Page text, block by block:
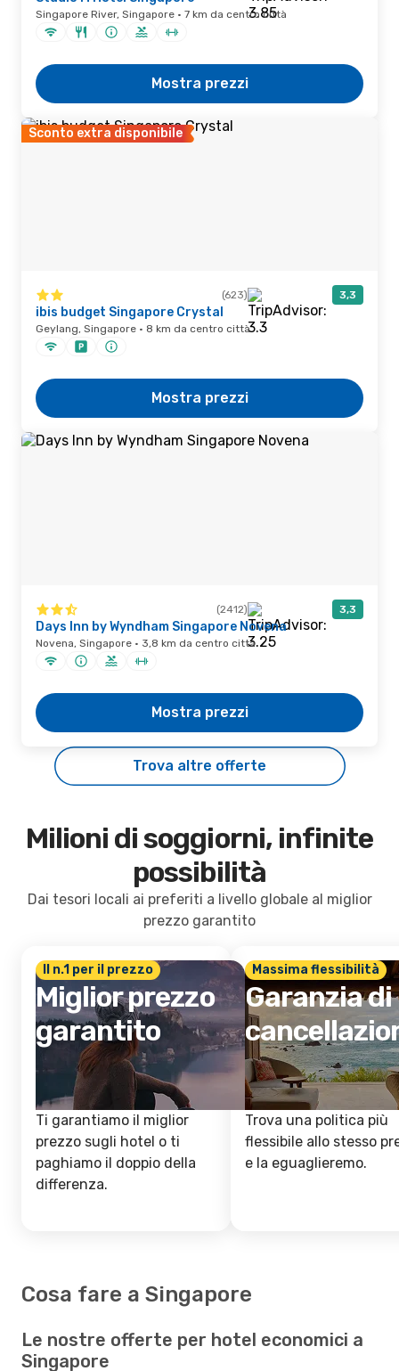
Singapore River, Singapore · 7 km da centro città
Mostra prezzi
Sconto extra disponibile
(623) 3,3
ibis budget Singapore Crystal
Geylang, Singapore · 8 km da centro città
Mostra prezzi
(2412) 3,3
Days Inn by Wyndham Singapore Novena
Novena, Singapore · 3,8 km da centro città
Mostra prezzi
Trova altre offerte
Milioni di soggiorni, infinite
possibilità
Dai tesori locali ai preferiti a livello globale al miglior
prezzo garantito
Il n.1 per il prezzo
Miglior prezzo
garantito
Ti garantiamo il miglior
prezzo sugli hotel o ti
paghiamo il doppio della
differenza.
Massima flessibilità
Garanzia di
Trova una politica più
flessibile allo stesso
e la eguaglieremo.
Cosa fare a Singapore
Le nostre offerte per hotel economici a
Singapore